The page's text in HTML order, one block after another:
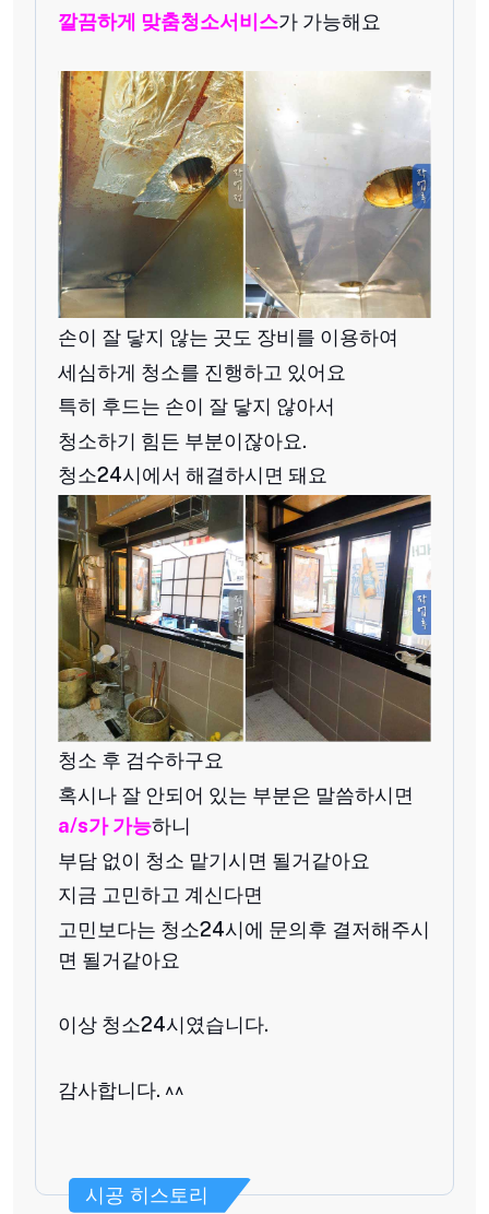
깔끔하게 맞춤청소서비스가 가능해요
손이 잘 닿지 않는 곳도 장비를 이용하여
세심하게 청소를 진행하고 있어요
특히 후드는 손이 잘 닿지 않아서
청소하기 힘든 부분이잖아요.
청소24시에서 해결하시면 돼요
청소 후 검수하구요
혹시나 잘 안되어 있는 부분은 말씀하시면
a/s가 가능하니
부담 없이 청소 맡기시면 될거같아요
지금 고민하고 계신다면
고민보다는 청소24시에 문의후 결저해주시
면 될거같아요
이상 청소24시였습니다.
감사합니다. ^^
시공 히스토리